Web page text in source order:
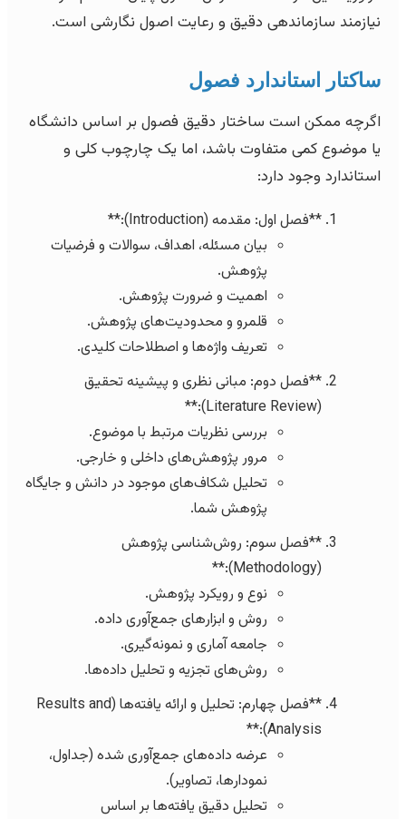
نیازمند سازماندهی دقیق و رعایت اصول نگارشی است.
ساکتار استاندارد فصول
اگرچه ممکن است ساختار دقیق فصول بر اساس دانشگاه
یا موضوع کمی متفاوت باشد، اما یک چارچوب کلی و
استاندارد وجود دارد:
**فصل اول: مقدمه (Introduction):**
بیان مسئله، اهداف، سوالات و فرضیات
پژوهش.
اهمیت و ضرورت پژوهش.
قلمرو و محدودیت‌های پژوهش.
تعریف واژه‌ها و اصطلاحات کلیدی.
**فصل دوم: مبانی نظری و پیشینه تحقیق
(Literature Review):**
بررسی نظریات مرتبط با موضوع.
مرور پژوهش‌های داخلی و خارجی.
تحلیل شکاف‌های موجود در دانش و جایگاه
پژوهش شما.
**فصل سوم: روش‌شناسی پژوهش
(Methodology):**
نوع و رویکرد پژوهش.
روش و ابزارهای جمع‌آوری داده.
جامعه آماری و نمونه‌گیری.
روش‌های تجزیه و تحلیل داده‌ها.
**فصل چهارم: تحلیل و ارائه یافته‌ها (Results and
Analysis):**
عرضه داده‌های جمع‌آوری شده (جداول،
نمودارها، تصاویر).
تحلیل دقیق یافته‌ها بر اساس